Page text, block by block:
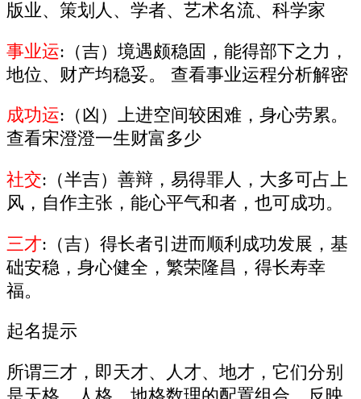
版业、策划人、学者、艺术名流、科学家
事业运:（吉）境遇颇稳固，能得部下之力，
地位、财产均稳妥。 查看事业运程分析解密
成功运:（凶）上进空间较困难，身心劳累。
查看宋澄澄一生财富多少
社交:（半吉）善辩，易得罪人，大多可占上
风，自作主张，能心平气和者，也可成功。
三才:（吉）得长者引进而顺利成功发展，基
础安稳，身心健全，繁荣隆昌，得长寿幸
福。
起名提示
所谓三才，即天才、人才、地才，它们分别